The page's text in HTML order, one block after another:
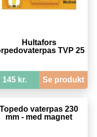
Hultafors
TVP 25
145 kr. Se produkt
Topedo vaterpas 230
mm - med magnet